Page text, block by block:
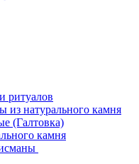
ритуалов
из натурального камня
(Галтовка)
камня